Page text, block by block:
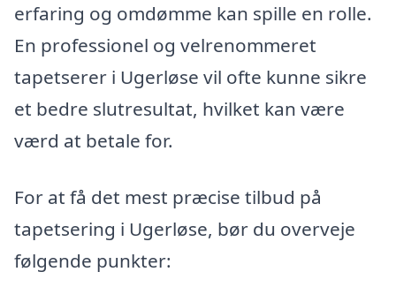
erfaring og omdømme kan spille en rolle.
En professionel og velrenommeret
tapetserer i Ugerløse vil ofte kunne sikre
et bedre slutresultat, hvilket kan være
værd at betale for.
For at få det mest præcise tilbud på
tapetsering i Ugerløse, bør du overveje
følgende punkter: